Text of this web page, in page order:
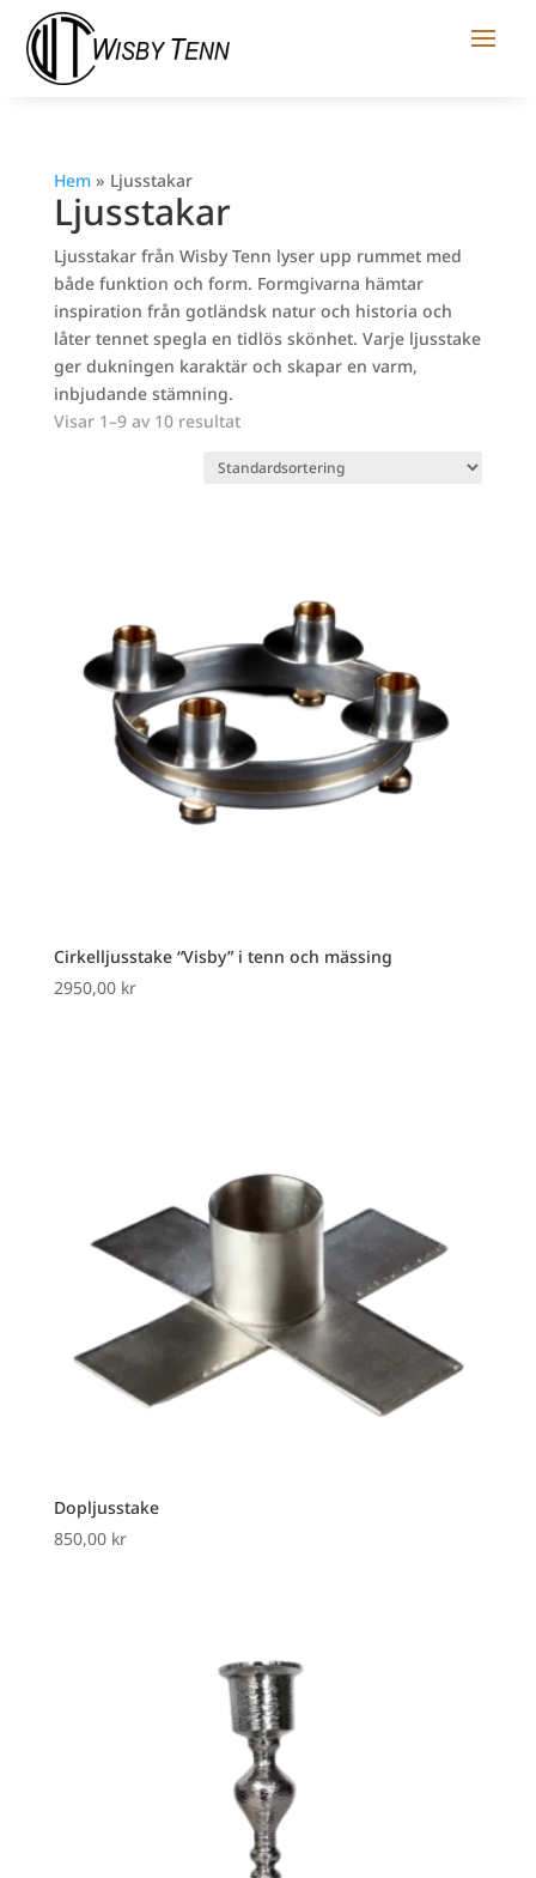
Hem» Ljusstakar
Ljusstakar
Ljusstakar från Wisby Tenn lyser upp rummet med
både funktion och form. Formgivarna hämtar
inspiration från gotländsk natur och historia och
låter tennet spegla en tidlös skönhet. Varje ljusstake
ger dukningen karaktär och skapar en varm,
inbjudande stämning.
Visar 1–9 av 10 resultat
Cirkelljusstake “Visby” i tenn och mässing
2950,00 kr
Dopljusstake
850,00 kr